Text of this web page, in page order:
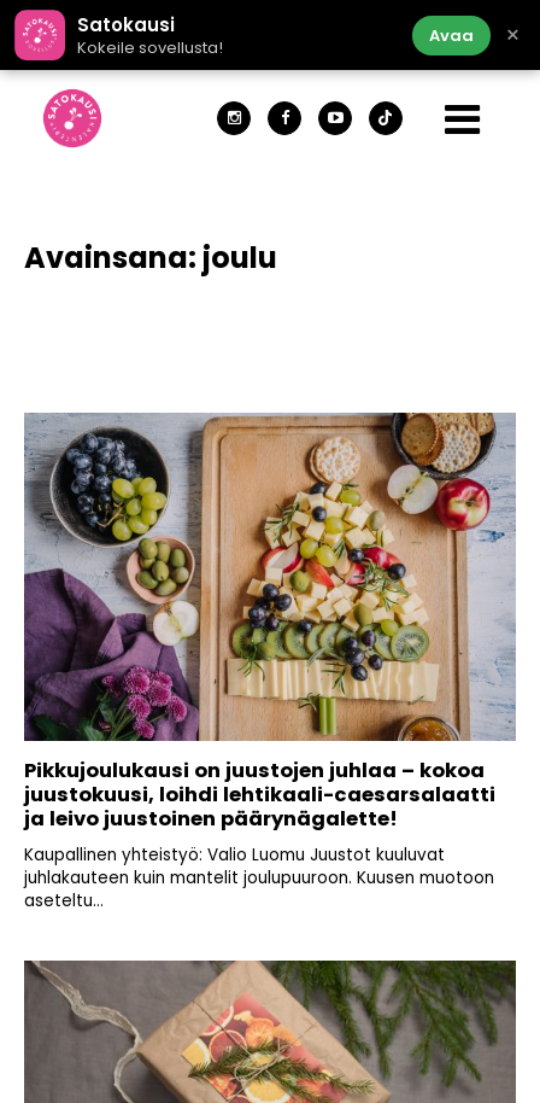
Satokausi
Kokeile sovellusta!
Avaa ×
Avainsana: joulu
Pikkujoulukausi on juustojen juhlaa – kokoa
juustokuusi, loihdi lehtikaali-caesarsalaatti
ja leivo juustoinen päärynägalette!
Kaupallinen yhteistyö: Valio Luomu Juustot kuuluvat
juhlakauteen kuin mantelit joulupuuroon. Kuusen muotoon
aseteltu...